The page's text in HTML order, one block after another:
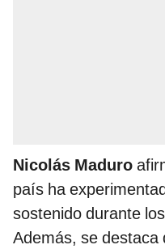
Nicolás Maduro
país ha
sostenido durante
Además, se destaca